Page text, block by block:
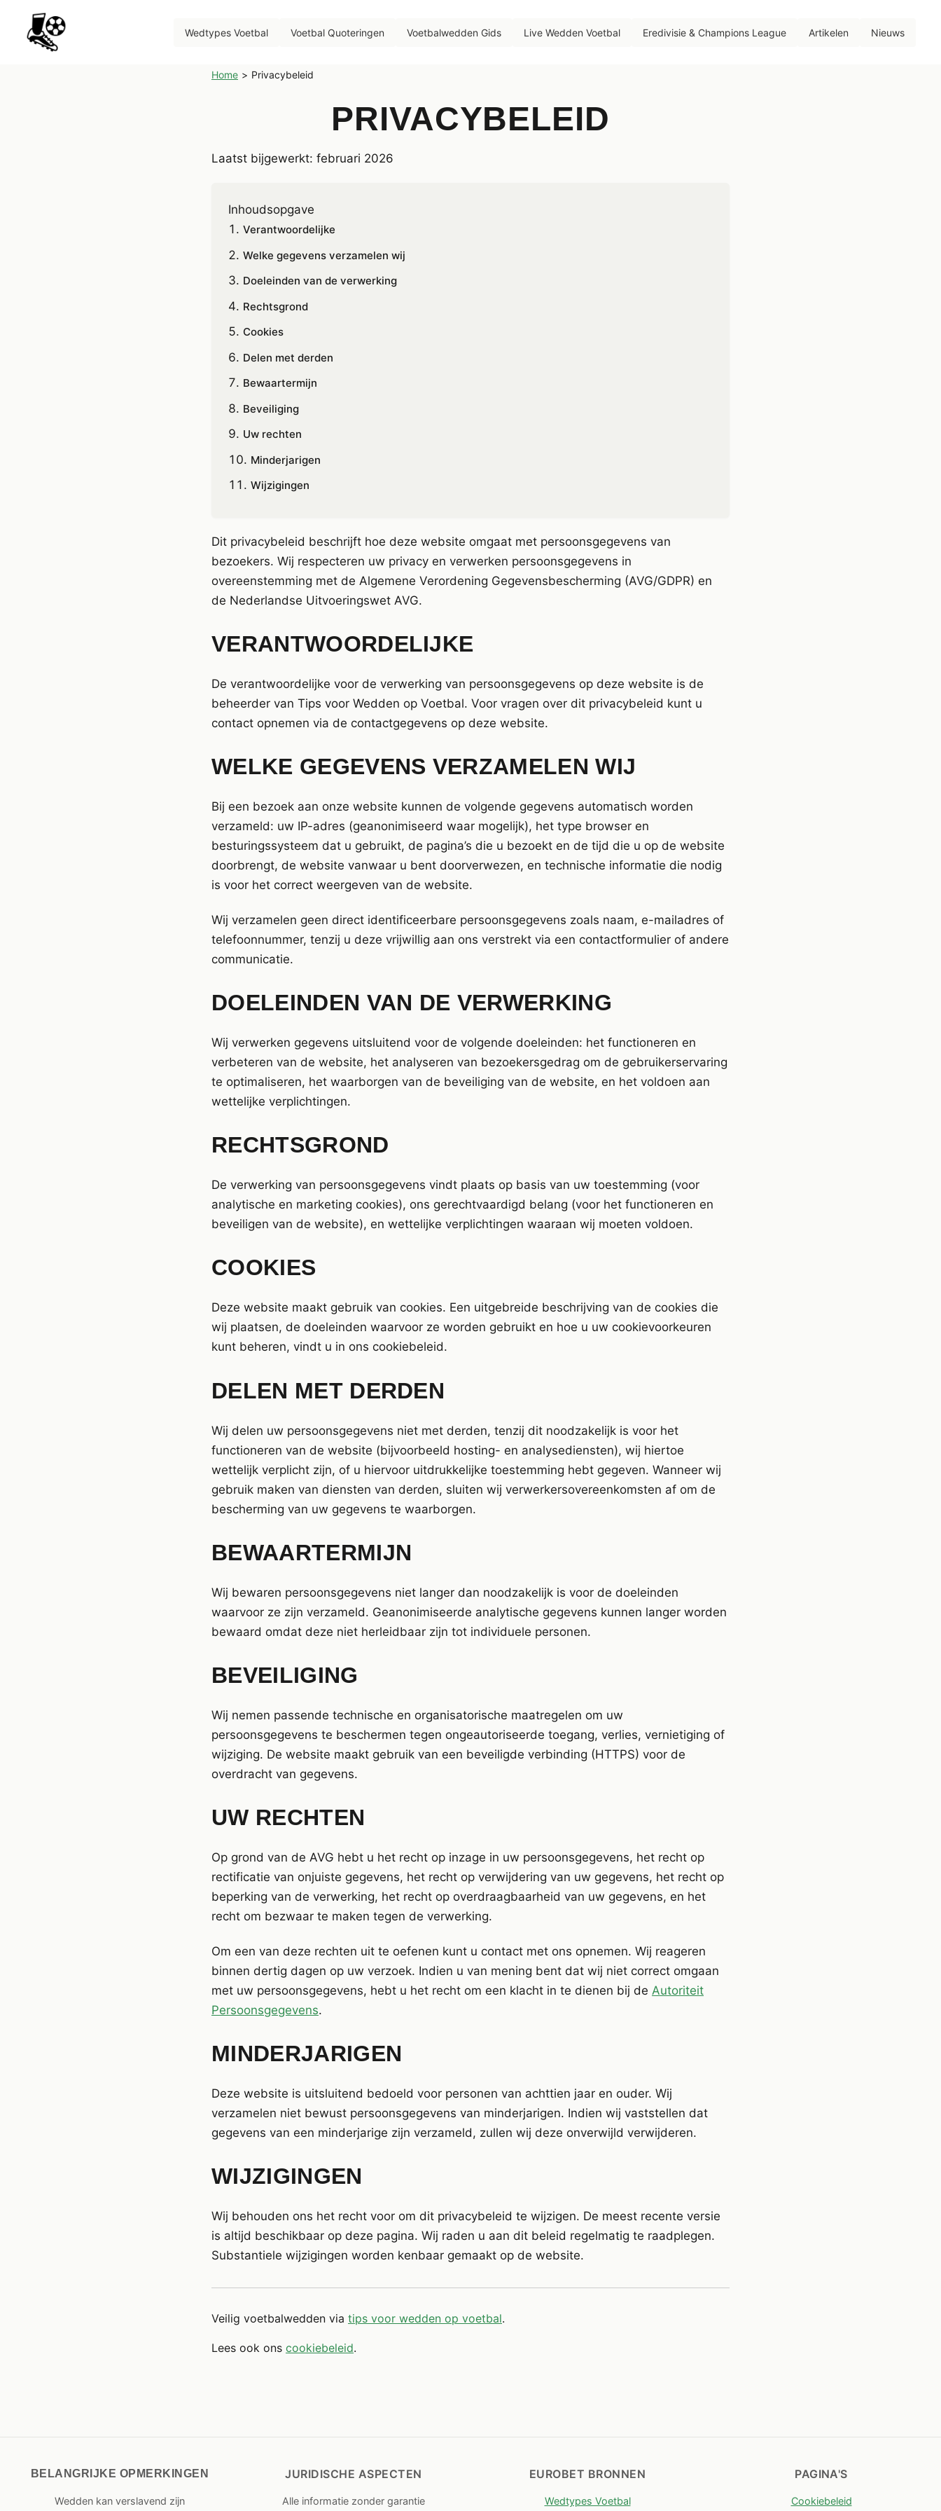
Wedtypes Voetbal Voetbal Quoteringen Voetbalwedden Gids Live Wedden Voetbal Eredivisie & Champions League Artikelen Nieuws
Home > Privacybeleid
PRIVACYBELEID
Laatst bijgewerkt: februari 2026
Inhoudsopgave
Verantwoordelijke
Welke gegevens verzamelen wij
Doeleinden van de verwerking
Rechtsgrond
Cookies
Delen met derden
Bewaartermijn
Beveiliging
Uw rechten
Minderjarigen
Wijzigingen
Dit privacybeleid beschrijft hoe deze website omgaat met persoonsgegevens van
bezoekers. Wij respecteren uw privacy en verwerken persoonsgegevens in
overeenstemming met de Algemene Verordening Gegevensbescherming (AVG/GDPR) en
de Nederlandse Uitvoeringswet AVG.
VERANTWOORDELIJKE
De verantwoordelijke voor de verwerking van persoonsgegevens op deze website is de
beheerder van Tips voor Wedden op Voetbal. Voor vragen over dit privacybeleid kunt u
contact opnemen via de contactgegevens op deze website.
WELKE GEGEVENS VERZAMELEN WIJ
Bij een bezoek aan onze website kunnen de volgende gegevens automatisch worden
verzameld: uw IP-adres (geanonimiseerd waar mogelijk), het type browser en
besturingssysteem dat u gebruikt, de pagina’s die u bezoekt en de tijd die u op de website
doorbrengt, de website vanwaar u bent doorverwezen, en technische informatie die nodig
is voor het correct weergeven van de website.
Wij verzamelen geen direct identificeerbare persoonsgegevens zoals naam, e-mailadres of
telefoonnummer, tenzij u deze vrijwillig aan ons verstrekt via een contactformulier of andere
communicatie.
DOELEINDEN VAN DE VERWERKING
Wij verwerken gegevens uitsluitend voor de volgende doeleinden: het functioneren en
verbeteren van de website, het analyseren van bezoekersgedrag om de gebruikerservaring
te optimaliseren, het waarborgen van de beveiliging van de website, en het voldoen aan
wettelijke verplichtingen.
RECHTSGROND
De verwerking van persoonsgegevens vindt plaats op basis van uw toestemming (voor
analytische en marketing cookies), ons gerechtvaardigd belang (voor het functioneren en
beveiligen van de website), en wettelijke verplichtingen waaraan wij moeten voldoen.
COOKIES
Deze website maakt gebruik van cookies. Een uitgebreide beschrijving van de cookies die
wij plaatsen, de doeleinden waarvoor ze worden gebruikt en hoe u uw cookievoorkeuren
kunt beheren, vindt u in ons cookiebeleid.
DELEN MET DERDEN
Wij delen uw persoonsgegevens niet met derden, tenzij dit noodzakelijk is voor het
functioneren van de website (bijvoorbeeld hosting- en analysediensten), wij hiertoe
wettelijk verplicht zijn, of u hiervoor uitdrukkelijke toestemming hebt gegeven. Wanneer wij
gebruik maken van diensten van derden, sluiten wij verwerkersovereenkomsten af om de
bescherming van uw gegevens te waarborgen.
BEWAARTERMIJN
Wij bewaren persoonsgegevens niet langer dan noodzakelijk is voor de doeleinden
waarvoor ze zijn verzameld. Geanonimiseerde analytische gegevens kunnen langer worden
bewaard omdat deze niet herleidbaar zijn tot individuele personen.
BEVEILIGING
Wij nemen passende technische en organisatorische maatregelen om uw
persoonsgegevens te beschermen tegen ongeautoriseerde toegang, verlies, vernietiging of
wijziging. De website maakt gebruik van een beveiligde verbinding (HTTPS) voor de
overdracht van gegevens.
UW RECHTEN
Op grond van de AVG hebt u het recht op inzage in uw persoonsgegevens, het recht op
rectificatie van onjuiste gegevens, het recht op verwijdering van uw gegevens, het recht op
beperking van de verwerking, het recht op overdraagbaarheid van uw gegevens, en het
recht om bezwaar te maken tegen de verwerking.
Om een van deze rechten uit te oefenen kunt u contact met ons opnemen. Wij reageren
binnen dertig dagen op uw verzoek. Indien u van mening bent dat wij niet correct omgaan
met uw persoonsgegevens, hebt u het recht om een klacht in te dienen bij de Autoriteit
Persoonsgegevens.
MINDERJARIGEN
Deze website is uitsluitend bedoeld voor personen van achttien jaar en ouder. Wij
verzamelen niet bewust persoonsgegevens van minderjarigen. Indien wij vaststellen dat
gegevens van een minderjarige zijn verzameld, zullen wij deze onverwijld verwijderen.
WIJZIGINGEN
Wij behouden ons het recht voor om dit privacybeleid te wijzigen. De meest recente versie
is altijd beschikbaar op deze pagina. Wij raden u aan dit beleid regelmatig te raadplegen.
Substantiele wijzigingen worden kenbaar gemaakt op de website.
Veilig voetbalwedden via tips voor wedden op voetbal.
Lees ook ons cookiebeleid.
BELANGRIJKE OPMERKINGEN
Wedden kan verslavend zijn
JURIDISCHE ASPECTEN
Alle informatie zonder garantie
EUROBET BRONNEN
Wedtypes Voetbal
PAGINA'S
Cookiebeleid